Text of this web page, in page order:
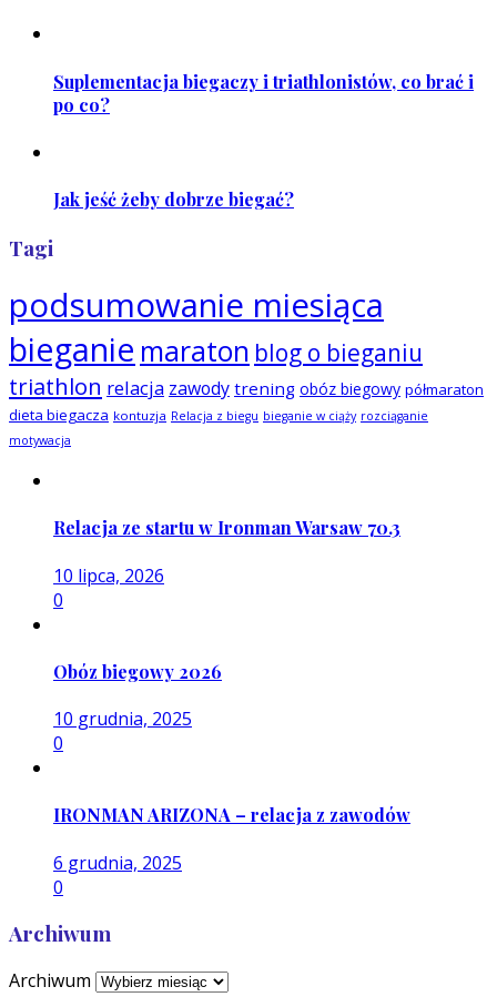
Suplementacja biegaczy i triathlonistów, co brać i
po co?
Jak jeść żeby dobrze biegać?
Tagi
podsumowanie miesiąca
bieganie maraton blog o bieganiu
triathlon relacja zawody trening obóz biegowy półmaraton
dieta biegacza kontuzja Relacja z biegu bieganie w ciąży rozciąganie
motywacja
Relacja ze startu w Ironman Warsaw 70.3
10 lipca, 2026
0
Obóz biegowy 2026
10 grudnia, 2025
0
IRONMAN ARIZONA – relacja z zawodów
6 grudnia, 2025
0
Archiwum
Archiwum